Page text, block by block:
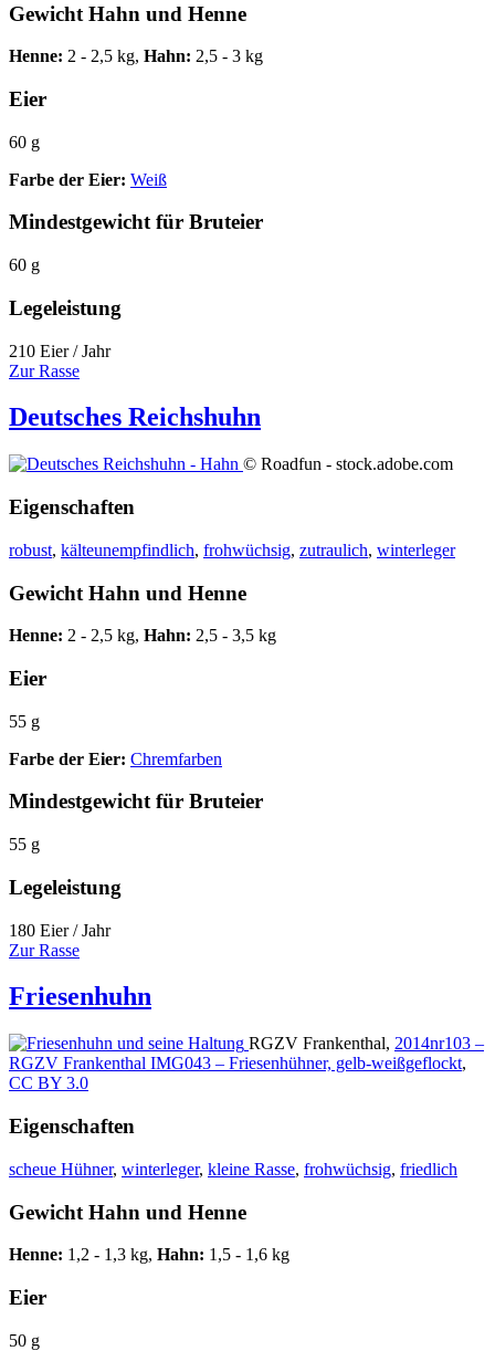
Gewicht Hahn und Henne
Henne: 2 - 2,5 kg, Hahn: 2,5 - 3 kg
Eier
60 g
Farbe der Eier: Weiß
Mindestgewicht für Bruteier
60 g
Legeleistung
210 Eier / Jahr
Zur Rasse
Deutsches Reichshuhn
© Roadfun - stock.adobe.com
Eigenschaften
robust, kälteunempfindlich, frohwüchsig, zutraulich, winterleger
Gewicht Hahn und Henne
Henne: 2 - 2,5 kg, Hahn: 2,5 - 3,5 kg
Eier
55 g
Farbe der Eier: Chremfarben
Mindestgewicht für Bruteier
55 g
Legeleistung
180 Eier / Jahr
Zur Rasse
Friesenhuhn
RGZV Frankenthal, 2014nr103 –
RGZV Frankenthal IMG043 – Friesenhühner, gelb-weißgeflockt,
CC BY 3.0
Eigenschaften
scheue Hühner, winterleger, kleine Rasse, frohwüchsig, friedlich
Gewicht Hahn und Henne
Henne: 1,2 - 1,3 kg, Hahn: 1,5 - 1,6 kg
Eier
50 g